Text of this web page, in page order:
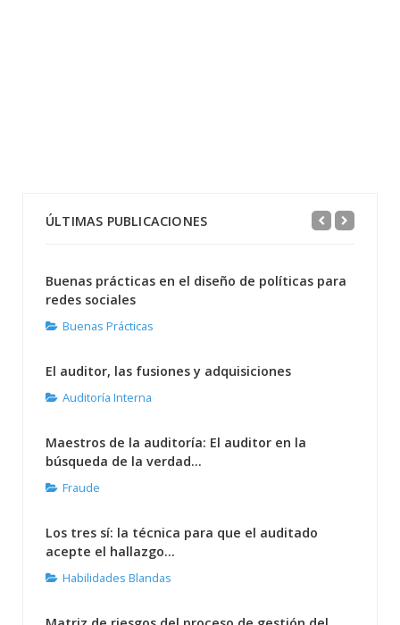
ÚLTIMAS PUBLICACIONES
Buenas prácticas en el diseño de políticas para
redes sociales
Buenas Prácticas
El auditor, las fusiones y adquisiciones
Auditoría Interna
Maestros de la auditoría: El auditor en la
búsqueda de la verdad...
Fraude
Los tres sí: la técnica para que el auditado
acepte el hallazgo...
Habilidades Blandas